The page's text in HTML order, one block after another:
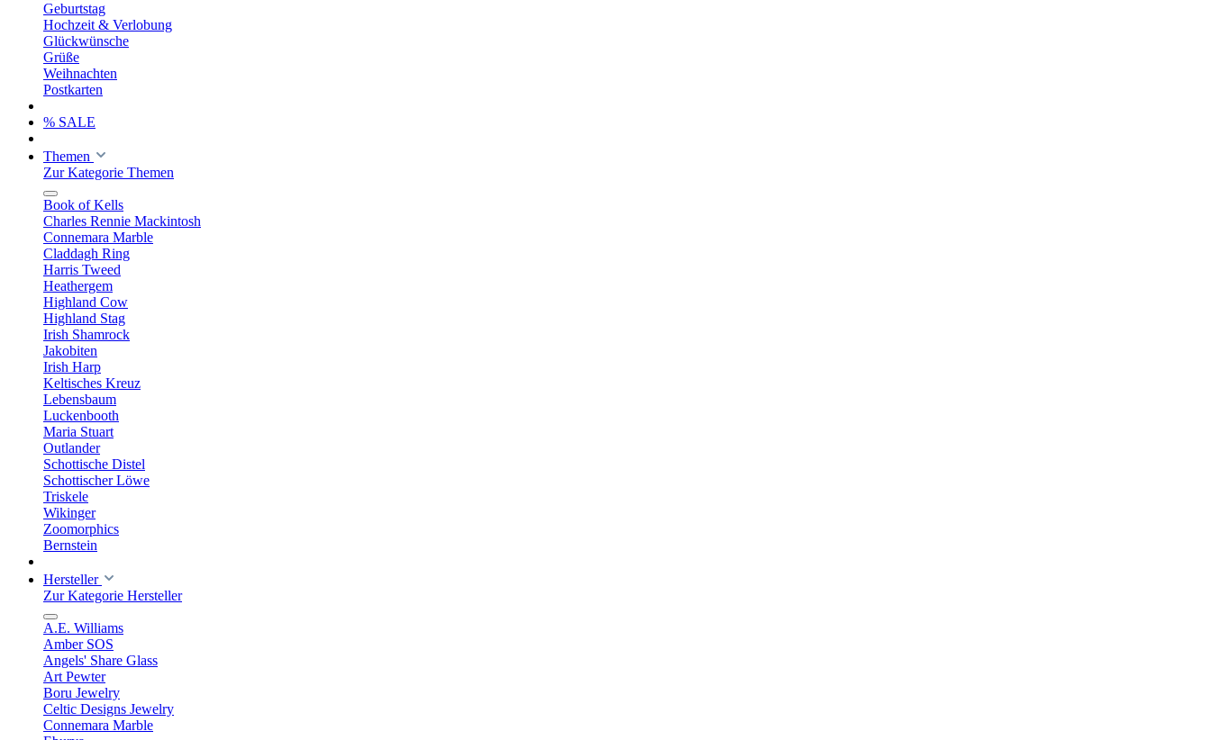
Geburtstag
Hochzeit & Verlobung
Glückwünsche
Grüße
Weihnachten
Postkarten
% SALE
Themen
Zur Kategorie Themen
Book of Kells
Charles Rennie Mackintosh
Connemara Marble
Claddagh Ring
Harris Tweed
Heathergem
Highland Cow
Highland Stag
Irish Shamrock
Jakobiten
Irish Harp
Keltisches Kreuz
Lebensbaum
Luckenbooth
Maria Stuart
Outlander
Schottische Distel
Schottischer Löwe
Triskele
Wikinger
Zoomorphics
Bernstein
Hersteller
Zur Kategorie Hersteller
A.E. Williams
Amber SOS
Angels' Share Glass
Art Pewter
Boru Jewelry
Celtic Designs Jewelry
Connemara Marble